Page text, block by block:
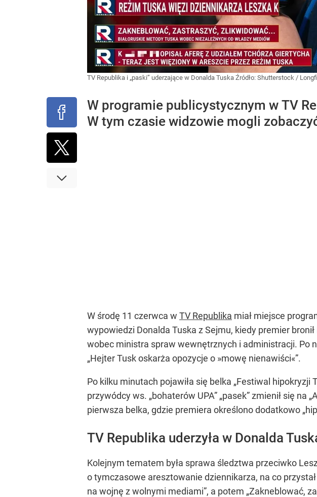
TV Republika i „paski” uderzające w Donalda Tuska Źródło: Shutterstock /
W programie publicystycznym w TV
W tym czasie widzowie mogli
W środę 11 czerwca w TV Republika miał miejsce
wypowiedzi Donalda Tuska z Sejmu, kiedy premier
wobec ministra spraw wewnętrznych i administracji. Po
„Hejter Tusk oskarża opozycje o »mowę nienawiści«”.
Po kilku minutach pojawiła się belka „Festiwal
przywódcy ws. „bohaterów UPA” „pasek” zmienił się
pierwsza belka, gdzie premiera określono dodatkowo
TV Republika uderzyła w Donalda
Kolejnym tematem była sprawa śledztwa przeciwko
o tymczasowe aresztowanie dziennikarza, na co przystał
na wojnę z wolnymi mediami”, a potem „Zakneblować,